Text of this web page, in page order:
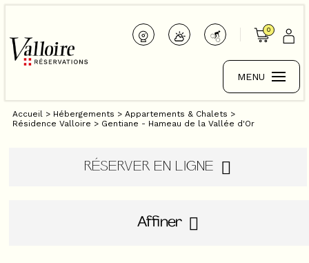
0
MENU
Accueil > Hébergements > Appartements & Chalets >
Résidence Valloire > Gentiane - Hameau de la Vallée d'Or
RÉSERVER EN LIGNE
Affiner